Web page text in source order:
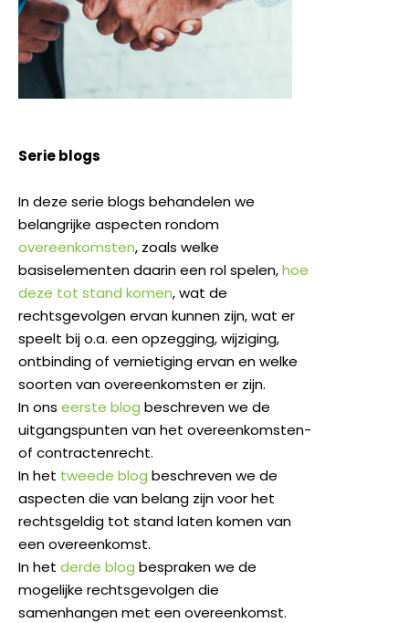
Serie blogs
In deze serie blogs behandelen we
belangrijke aspecten rondom
overeenkomsten, zoals welke
basiselementen daarin een rol spelen,hoe
deze tot stand komen, wat de
rechtsgevolgen ervan kunnen zijn, wat er
speelt bij o.a. een opzegging, wijziging,
ontbinding of vernietiging ervan en welke
soorten van overeenkomsten er zijn.
In ons eerste blog beschreven we de
uitgangspunten van het overeenkomsten-
of contractenrecht.
In het tweede blog beschreven we de
aspecten die van belang zijn voor het
rechtsgeldig tot stand laten komen van
een overeenkomst.
In het derde blog bespraken we de
mogelijke rechtsgevolgen die
samenhangen met een overeenkomst.